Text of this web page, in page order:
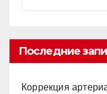
Последние
Коррекция